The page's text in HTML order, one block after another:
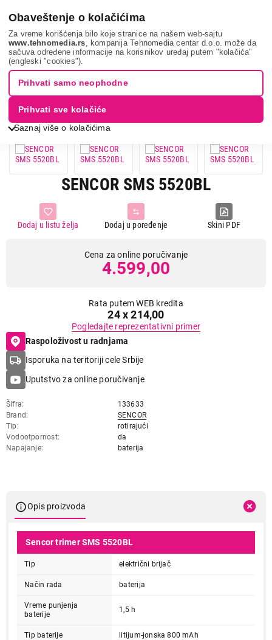
Obaveštenje o kolačićima
Za vreme korišćenja bilo koje stranice na našem web-sajtu
www.tehnomedia.rs , kompanija Tehnomedia centar d.o.o. može da
sačuva određene informacije na korisnikov uređaj putem "kolačića"
(engleski "cookies").
Saznaj više o kolačićima
Prihvati samo neophodne
Prihvati sve kolačiće
Nega tela, lepota i zdravlje Muška nega
Aparati za brijanje
Sencor sms 5520...
SENCOR SMS 5520BL
Skini PDF
Dodaj u poređenje
Dodaj u listu želja
Cena za online poručivanje
4.599,00
Rata putem WEB kredita
24 x 214,00
Pogledajte reprezentativni primer
Raspoloživost u radnjama
Isporuka na teritoriji cele Srbije
Uputstvo za online poručivanje
Šifra
133633
Brand
SENCOR
Tip
rotirajući
Vodootpornost
da
Napajanje
baterija
Opis proizvoda
Sencor trimer SMS 5520BL
Tip električni brijač
Način rada baterija
Vreme punjenja
baterije
1,5 h
Tip baterije litijum-jonska 800 mAh